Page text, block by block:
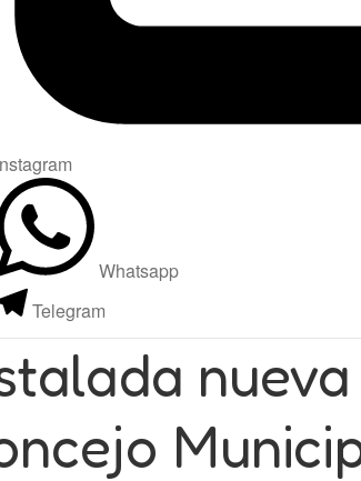
Whatsapp
Telegram